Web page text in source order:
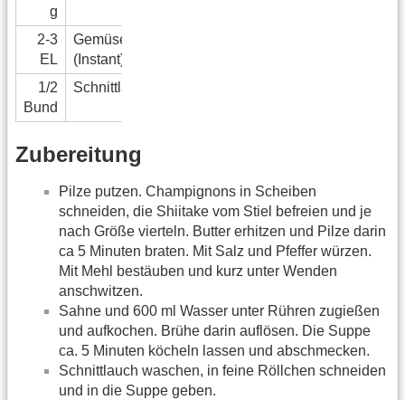
g
2-3
EL
Gemüsebrühe
(Instant)
1/2
Bund
Schnittlauch
Zubereitung
Pilze putzen. Champignons in Scheiben
schneiden, die Shiitake vom Stiel befreien und je
nach Größe vierteln. Butter erhitzen und Pilze darin
ca 5 Minuten braten. Mit Salz und Pfeffer würzen.
Mit Mehl bestäuben und kurz unter Wenden
anschwitzen.
Sahne und 600 ml Wasser unter Rühren zugießen
und aufkochen. Brühe darin auflösen. Die Suppe
ca. 5 Minuten köcheln lassen und abschmecken.
Schnittlauch waschen, in feine Röllchen schneiden
und in die Suppe geben.